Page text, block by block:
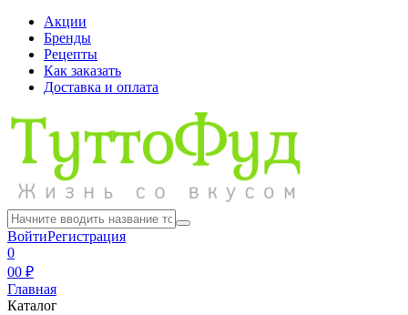
Акции
Бренды
Рецепты
Как заказать
Доставка и оплата
ВойтиРегистрация
0
00 ₽
Главная
Каталог